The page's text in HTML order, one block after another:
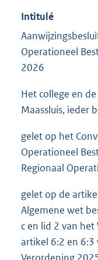
Intitulé
Operationeel
2026
Het college en
Maassluis, ieder
gelet op het
Operationeel
Regionaal
gelet op de
Algemene wet
c en lid 2 van
artikel 6:2 en 6:3